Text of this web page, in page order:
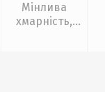
Мінлива
хмарність,